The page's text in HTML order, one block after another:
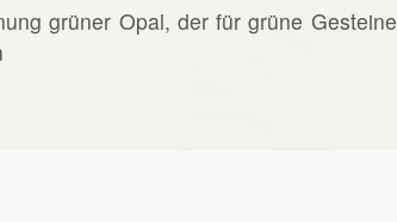
grüner Opal, der für grüne Gesteine